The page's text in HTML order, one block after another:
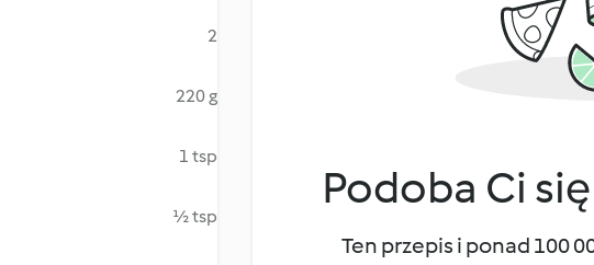
2
220 g
1 tsp
½ tsp
Podoba Ci
Ten przepis i ponad 100